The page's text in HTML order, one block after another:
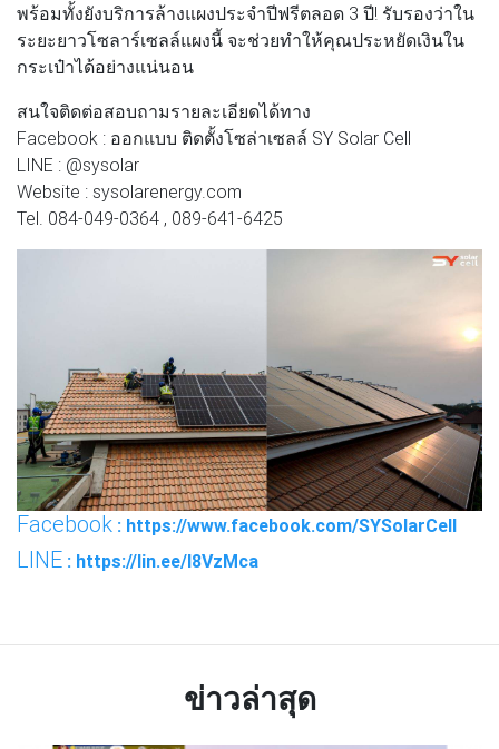
พร้อมทั้งยังบริการล้างแผงประจำปีฟรีตลอด 3 ปี! รับรองว่าใน
ระยะยาวโซลาร์เซลล์แผงนี้ จะช่วยทำให้คุณประหยัดเงินใน
กระเป๋าได้อย่างแน่นอน
สนใจติดต่อสอบถามรายละเอียดได้ทาง
Facebook : ออกแบบ ติดตั้งโซล่าเซลล์ SY Solar Cell
LINE : @sysolar
Website : sysolarenergy.com
Tel. 084-049-0364 , 089-641-6425
Facebook : https://www.facebook.com/SYSolarCell
LINE : https://lin.ee/I8VzMca
ข่าวล่าสุด